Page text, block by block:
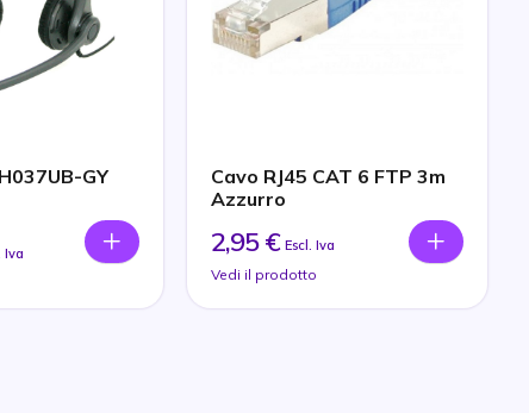
GY
Iva
Cavo RJ45 CAT 6 FTP 3m
Azzurro
2,95 € Escl. Iva
Vedi il prodotto